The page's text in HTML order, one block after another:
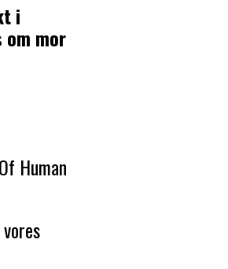
i
mor
Human